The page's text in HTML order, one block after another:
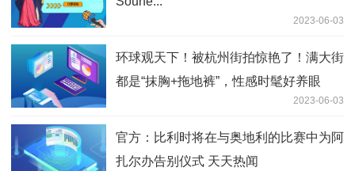
2023-06-03
环球观天下！被杭州街拍惊艳了！满大街
都是“抹胸+拖地裤”，性感时髦好养眼
2023-06-03
官方：比利时将在与奥地利的比赛中为阿
扎尔办告别仪式 天天热闻